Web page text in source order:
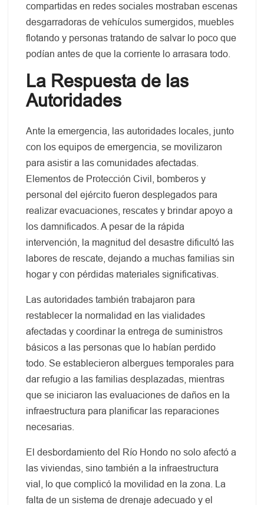
compartidas en redes sociales mostraban escenas
desgarradoras de vehículos sumergidos, muebles
flotando y personas tratando de salvar lo poco que
podían antes de que la corriente lo arrasara todo.
La Respuesta de las
Autoridades
Ante la emergencia, las autoridades locales, junto
con los equipos de emergencia, se movilizaron
para asistir a las comunidades afectadas.
Elementos de Protección Civil, bomberos y
personal del ejército fueron desplegados para
realizar evacuaciones, rescates y brindar apoyo a
los damnificados. A pesar de la rápida
intervención, la magnitud del desastre dificultó las
labores de rescate, dejando a muchas familias sin
hogar y con pérdidas materiales significativas.
Las autoridades también trabajaron para
restablecer la normalidad en las vialidades
afectadas y coordinar la entrega de suministros
básicos a las personas que lo habían perdido
todo. Se establecieron albergues temporales para
dar refugio a las familias desplazadas, mientras
que se iniciaron las evaluaciones de daños en la
infraestructura para planificar las reparaciones
necesarias.
El desbordamiento del Río Hondo no solo afectó a
las viviendas, sino también a la infraestructura
vial, lo que complicó la movilidad en la zona. La
falta de un sistema de drenaje adecuado y el